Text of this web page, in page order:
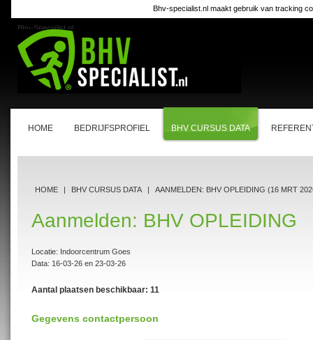
Bhv-specialist.nl maakt gebruik van tracking
Bhv-Specialist.nl
HOME BEDRIJFSPROFIEL BHV CURSUS DATA
HOME | BHV CURSUS DATA | AANMELDEN: BHV OPLEIDING (16 MRT
Aanmelden: BHV OPLEIDING
Locatie: Indoorcentrum Goes
Data: 16-03-26 en 23-03-26
Aantal plaatsen beschikbaar: 11
Gegevens contactpersoon